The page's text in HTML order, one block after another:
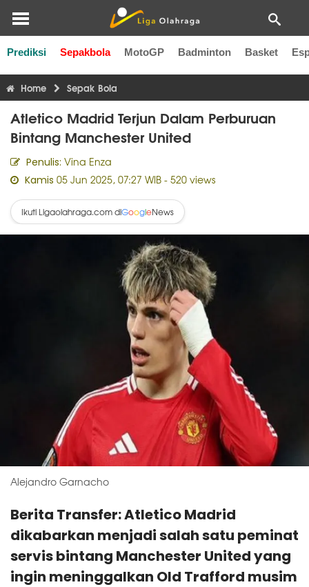
Prediksi Sepakbola MotoGP Badminton Basket
Liga Inggris Liga Italia Liga Spanyol Liga Perancis
Home Sepak Bola
Atletico Madrid Terjun Dalam Perburuan
Bintang Manchester United
Penulis: Vina Enza
Kamis 05 Jun 2025, 07:27 WIB - 520 views
Ikuti Ligaolahraga.com diGoogleNews
Alejandro Garnacho
Berita Transfer: Atletico Madrid
dikabarkan menjadi salah satu peminat
servis bintang Manchester United yang
ingin meninggalkan Old Trafford musim